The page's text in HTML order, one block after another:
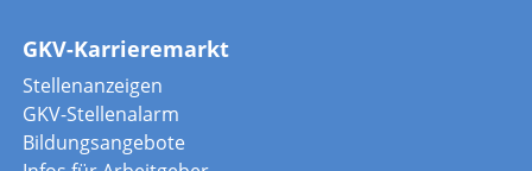
GKV-Karrieremarkt
Stellenanzeigen
GKV-Stellenalarm
Bildungsangebote